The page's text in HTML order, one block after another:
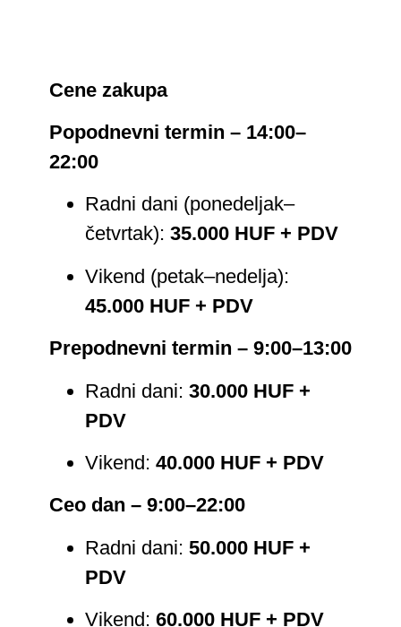
Cene zakupa
Popodnevni termin – 14:00–
22:00
Radni dani (ponedeljak–
četvrtak): 35.000 HUF + PDV
Vikend (petak–nedelja):
45.000 HUF + PDV
Prepodnevni termin – 9:00–13:00
Radni dani: 30.000 HUF +
PDV
Vikend: 40.000 HUF + PDV
Ceo dan – 9:00–22:00
Radni dani: 50.000 HUF +
PDV
Vikend: 60.000 HUF + PDV